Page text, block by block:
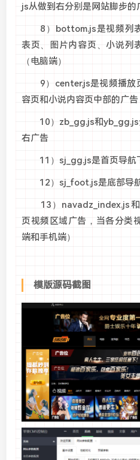
js从做到右分别是网站脚步的
8）bottom.js是视频列表
表页、图片内容页、小说列
（电脑端）
9）center.js是视频播放
容页和小说内容页中部的广告
10）zb_gg.js和yb_gg.js
右广告
11）sj_gg.js是首页导航下
12）sj_foot.js是底部导航
13）navadz_index.js和
页视频区域广告，当各分类
端和手机端）
模版源码截图